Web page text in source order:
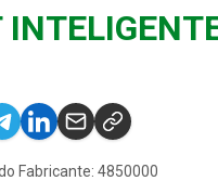
Fabricante: 4850000